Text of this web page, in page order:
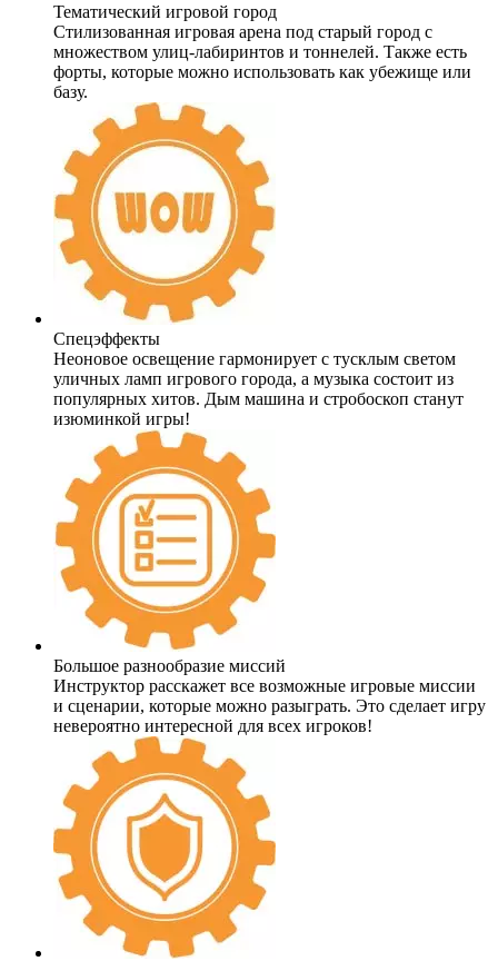
Тематический игровой город
Стилизованная игровая арена под старый город с
множеством улиц-лабиринтов и тоннелей. Также есть
форты, которые можно использовать как убежище или
базу.
Спецэффекты
Неоновое освещение гармонирует с тусклым светом
уличных ламп игрового города, а музыка состоит из
популярных хитов. Дым машина и стробоскоп станут
изюминкой игры!
Большое разнообразие миссий
Инструктор расскажет все возможные игровые миссии
и сценарии, которые можно разыграть. Это сделает игру
невероятно интересной для всех игроков!